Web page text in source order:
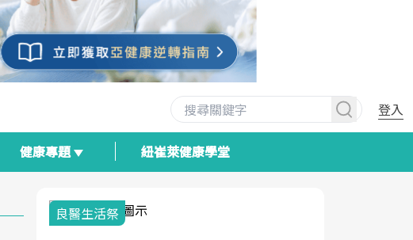
登入
健康專題 紐崔萊健康學堂
我與健康韌性的距離